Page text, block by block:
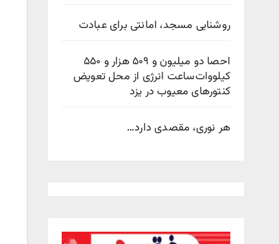
روشنایی مسجد، امانتی برای عبادت
احصا دو میلیون و ۵۰۹ هزار و ۵۵۰
کیلووات‌ساعت انرژی از محل تعویض
کنتورهای معیوب در یزد
هر نوری، مقصدی دارد…